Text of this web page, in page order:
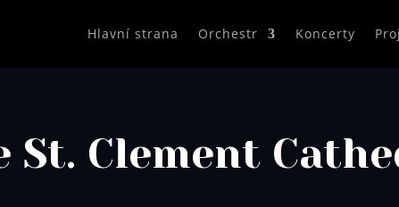
Hlavní strana Orchestr Koncerty
St. Clement